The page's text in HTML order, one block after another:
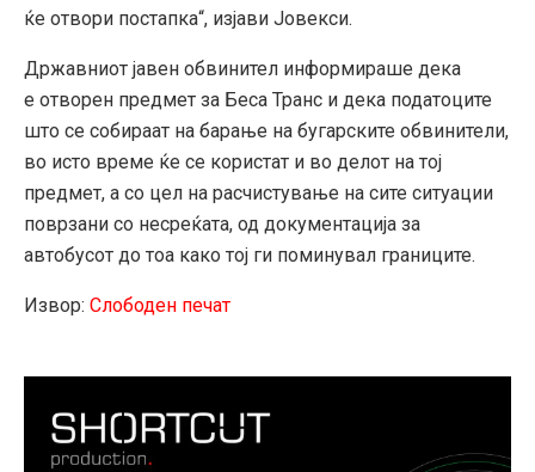
ќе отвори постапка“, изјави Јовекси.
Државниот јавен обвинител информираше дека
е отворен предмет за Беса Транс и дека податоците
што се собираат на барање на бугарските обвинители,
во исто време ќе се користат и во делот на тој
предмет, а со цел на расчистување на сите ситуации
поврзани со несреќата, од документација за
автобусот до тоа како тој ги поминувал границите.
Извор: Слободен печат